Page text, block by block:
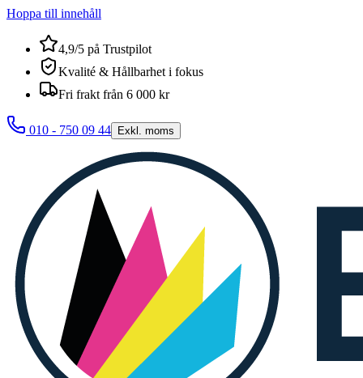
Hoppa till innehåll
4,9/5 på Trustpilot
Kvalité & Hållbarhet i fokus
Fri frakt från 6 000 kr
010 - 750 09 44 Exkl. moms